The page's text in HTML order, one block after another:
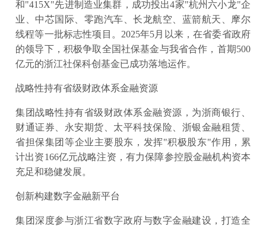
和"415X"先进制造业集群，成功投出4家"杭州六小龙"企
业、中芯国际、零跑汽车、长龙航空、蓝箭航天、摩尔
线程等一批标志性项目。2025年5月以来，在省委省政府
的领导下，积极争取全国社保基金与我省合作，首期500
亿元的浙江社保科创基金已成功落地运作。
战略性持有省级财政体系金融资源
集团战略性持有省级财政体系金融资源，为浙商银行、
财通证券、永安期货、太平科技保险、浙银金融租赁、
省担保集团等企业主要股东，发挥"积极股东"作用，累
计出资166亿元战略注资，有力保障参控股金融机构资本
充足和稳健发展。
创新构建数字金融新平台
集团深度参与浙江省数字政府与数字金融建设，打造全